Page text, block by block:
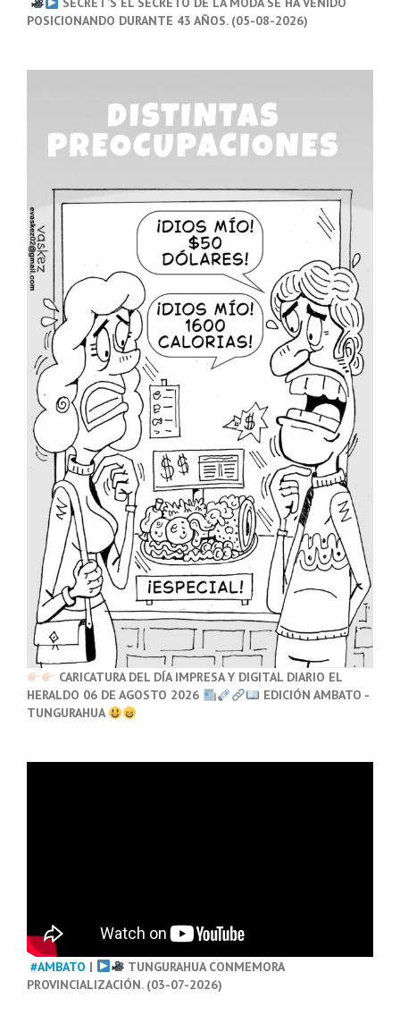
POSICIONANDO DURANTE 43 AÑOS. (05-08-2026)
CARICATURA DEL DÍA IMPRESA Y DIGITAL DIARIO EL
HERALDO 06 DE AGOSTO 2026
EDICIÓN AMBATO -
TUNGURAHUA
#AMBATO |
TUNGURAHUA CONMEMORA
PROVINCIALIZACIÓN. (03-07-2026)